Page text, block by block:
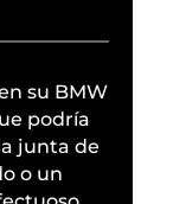
su BMW
podría
junta de
o un